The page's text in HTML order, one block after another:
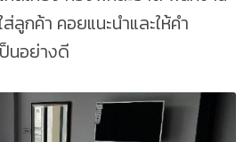
ลูกค้า คอยแนะนำและให้คำ
นอย่างดี